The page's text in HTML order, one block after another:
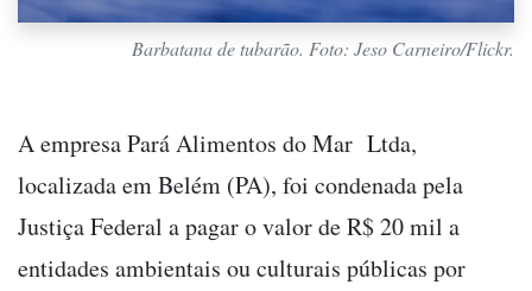
Barbatana de tubarão. Foto: Jeso Carneiro/Flickr.
A empresa Pará Alimentos do Mar Ltda,
localizada em Belém (PA), foi condenada pela
Justiça Federal a pagar o valor de R$ 20 mil a
entidades ambientais ou culturais públicas por